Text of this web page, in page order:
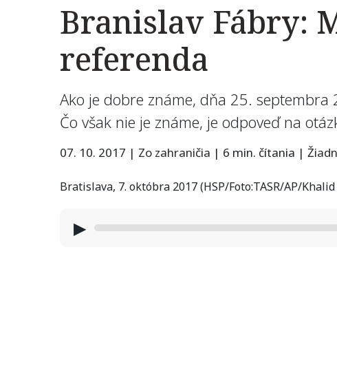
Branislav Fábry:
referenda
Ako je dobre známe, dňa 25.
Čo však nie je známe, je odpoveď na
07. 10. 2017 | Zo zahraničia | 6 min. čítania |
Bratislava, 7. októbra 2017 (HSP/Foto:TASR/AP/
▶